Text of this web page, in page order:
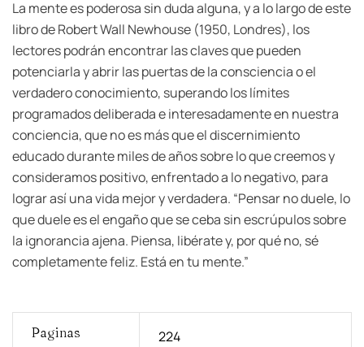
La mente es poderosa sin duda alguna, y a lo largo de este
libro de Robert Wall Newhouse (1950, Londres), los
lectores podrán encontrar las claves que pueden
potenciarla y abrir las puertas de la consciencia o el
verdadero conocimiento, superando los límites
programados deliberada e interesadamente en nuestra
conciencia, que no es más que el discernimiento
educado durante miles de años sobre lo que creemos y
consideramos positivo, enfrentado a lo negativo, para
lograr así una vida mejor y verdadera. “Pensar no duele, lo
que duele es el engaño que se ceba sin escrúpulos sobre
la ignorancia ajena. Piensa, libérate y, por qué no, sé
completamente feliz. Está en tu mente.”
Paginas 224